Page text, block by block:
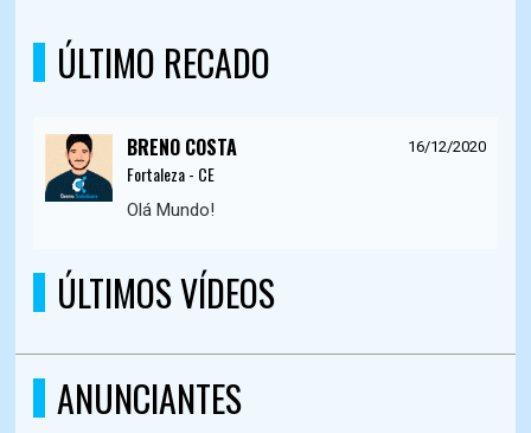
ÚLTIMO RECADO
BRENO COSTA 16/12/2020
Fortaleza - CE
Olá Mundo!
ÚLTIMOS VÍDEOS
ANUNCIANTES